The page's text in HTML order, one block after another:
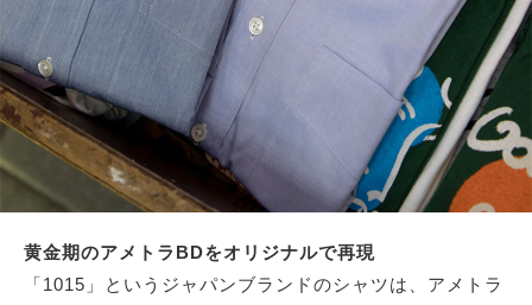
黄金期のアメトラBDをオリジナルで再現
「1015」というジャパンブランドのシャツは、アメトラ